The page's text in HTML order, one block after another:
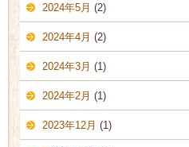
2024年5月 (2)
2024年4月 (2)
2024年3月 (1)
2024年2月 (1)
2023年12月 (1)